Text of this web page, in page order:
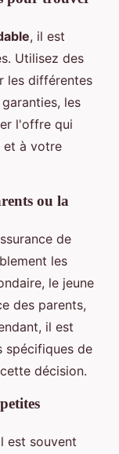
, il est
Utilisez des
les différentes
les
l'offre qui
et à votre
ou la
de
les
le jeune
des parents,
il est
spécifiques de
décision.
est souvent